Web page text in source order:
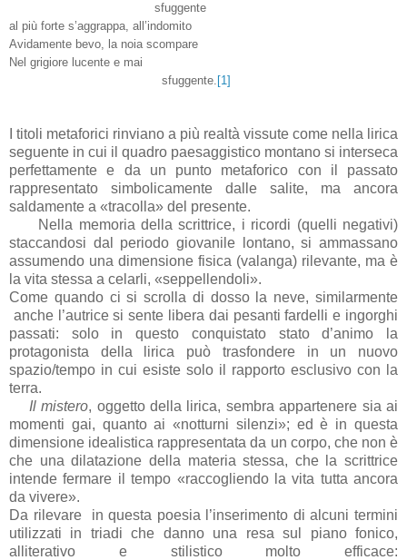
sfuggente
al più forte s’aggrappa, all’indomito
Avidamente bevo, la noia scompare
Nel grigiore lucente e mai
sfuggente. [1]
I titoli metaforici rinviano a più realtà vissute come nella lirica
seguente in cui il quadro paesaggistico montano si interseca
perfettamente e da un punto metaforico con il passato
rappresentato simbolicamente dalle salite, ma ancora
saldamente a «tracolla» del presente.
Nella memoria della scrittrice, i ricordi (quelli negativi)
staccandosi dal periodo giovanile lontano, si ammassano
assumendo una dimensione fisica (valanga) rilevante, ma è
la vita stessa a celarli, «seppellendoli».
Come quando ci si scrolla di dosso la neve, similarmente
anche l’autrice si sente libera dai pesanti fardelli e ingorghi
passati: solo in questo conquistato stato d’animo la
protagonista della lirica può trasfondere in un nuovo
spazio/tempo in cui esiste solo il rapporto esclusivo con la
terra.
Il mistero, oggetto della lirica, sembra appartenere sia ai
momenti gai, quanto ai «notturni silenzi»; ed è in questa
dimensione idealistica rappresentata da un corpo, che non è
che una dilatazione della materia stessa, che la scrittrice
intende fermare il tempo «raccogliendo la vita tutta ancora
da vivere».
Da rilevare in questa poesia l’inserimento di alcuni termini
utilizzati in triadi che danno una resa sul piano fonico,
alliterativo e stilistico molto efficace: